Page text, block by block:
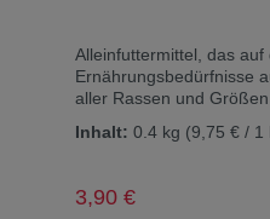
Alleinfuttermittel, das auf
Ernährungsbedürfnisse
aller Rassen und
Huhn), extrudierter Mais,
extrudierter Reis,
Inhalt: 0.4 kg (9,75 € / 1
Regulärer Preis:
3,90 €